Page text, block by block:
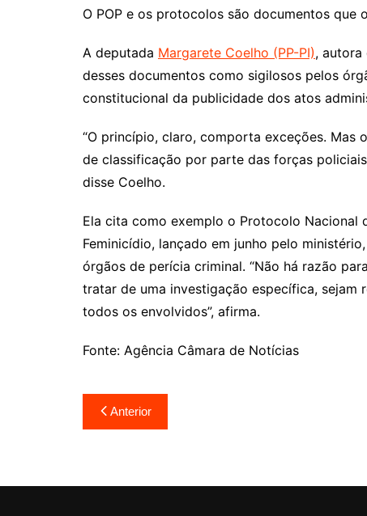
O POP e os protocolos são documentos que
A deputada Margarete Coelho (PP-PI), autora
desses documentos como sigilosos pelos
constitucional da publicidade dos atos
“O princípio, claro, comporta exceções. Mas
de classificação por parte das forças
disse Coelho.
Ela cita como exemplo o Protocolo Nacional
Feminicídio, lançado em junho pelo
órgãos de perícia criminal. “Não há razão
tratar de uma investigação específica,
todos os envolvidos”, afirma.
Fonte: Agência Câmara de Notícias
Navegação
de
Anterior